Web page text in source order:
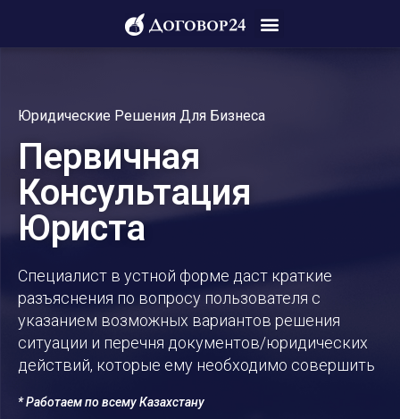
Юридические Решения Для Бизнеса
Первичная
Консультация
Юриста
Специалист в устной форме даст краткие
разъяснения по вопросу пользователя с
указанием возможных вариантов решения
ситуации и перечня документов/юридических
действий, которые ему необходимо совершить
* Работаем по всему Казахстану